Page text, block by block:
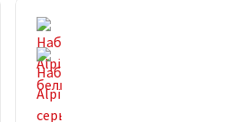
Честный знак